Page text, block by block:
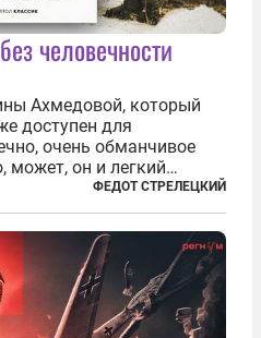
человечности
Ахмедовой, который
доступен для
очень обманчивое
может, он и легкий
—
Десять рассказов,
или косвенно (в
ФЕДОТ СТРЕЛЕЦКИЙ